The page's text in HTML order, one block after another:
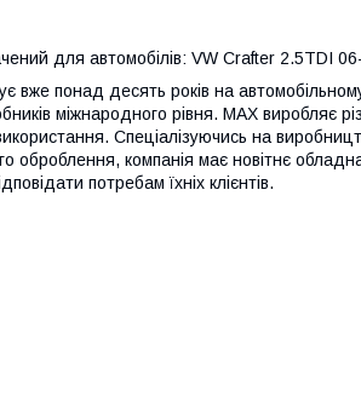
для автомобілів: VW Crafter 2.5TDI
вже понад десять років на
міжнародного рівня. MAX виробляє
Спеціалізуючись на
оброблення, компанія має новітнє
потребам їхніх клієнтів.